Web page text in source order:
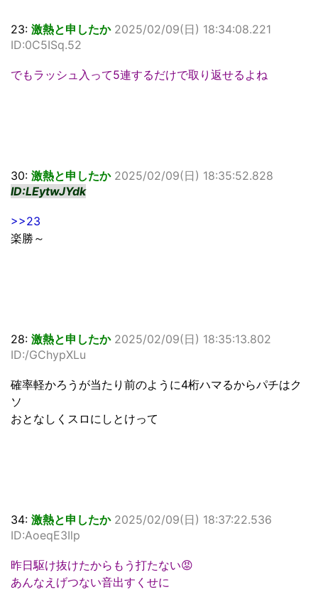
23: 激熱と申したか 2025/02/09(日) 18:34:08.221
ID:0C5ISq.52
でもラッシュ入って5連するだけで取り返せるよね
30: 激熱と申したか 2025/02/09(日) 18:35:52.828
ID:LEytwJYdk
>>23
楽勝～
28: 激熱と申したか 2025/02/09(日) 18:35:13.802
ID:/GChypXLu
確率軽かろうが当たり前のように4桁ハマるからパチはク
ソ
おとなしくスロにしとけって
34: 激熱と申したか 2025/02/09(日) 18:37:22.536
ID:AoeqE3Ilp
昨日駆け抜けたからもう打たない😡
あんなえげつない音出すくせに